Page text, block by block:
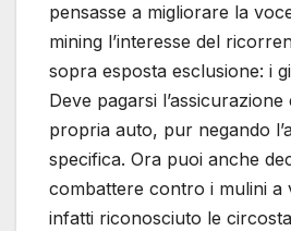
pensasse a migliorare la
mining l’interesse del
sopra esposta esclusione: i
Deve pagarsi
propria auto, pur negando
specifica. Ora puoi anche
combattere contro i mulini a
infatti riconosciuto le